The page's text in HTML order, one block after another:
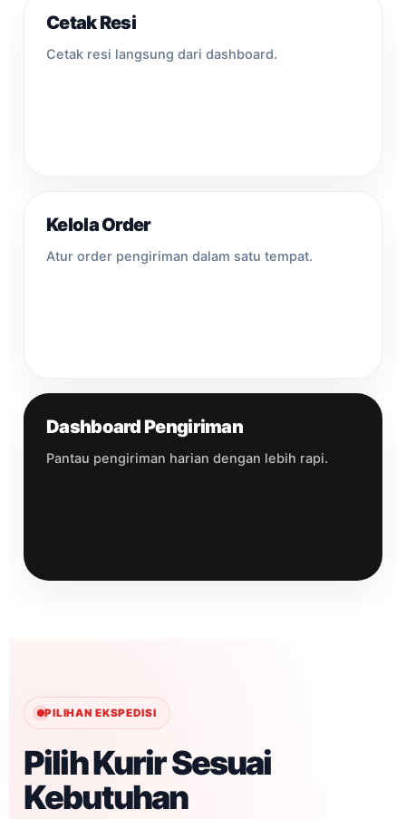
Cetak Resi
Cetak resi langsung dari dashboard.
Kelola Order
Atur order pengiriman dalam satu tempat.
Dashboard Pengiriman
Pantau pengiriman harian dengan lebih rapi.
PILIHAN EKSPEDISI
Pilih Kurir Sesuai
Kebutuhan